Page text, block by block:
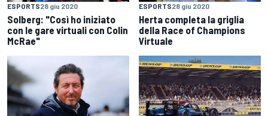
ESPORTS28 giu 2020
Solberg: "Così ho iniziato
con le gare virtuali con Colin
McRae"
ESPORTS28 giu 2020
Herta completa la griglia
della Race of Champions
Virtuale